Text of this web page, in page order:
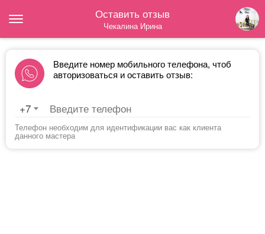
Оставить отзыв
Чекалина Ирина
Введите номер мобильного телефона, чтоб
авторизоваться и оставить отзыв:
+7
Телефон необходим для идентификации вас как клиента
данного мастера